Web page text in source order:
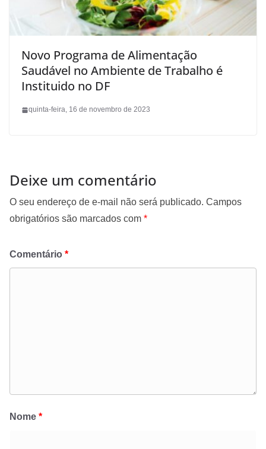
Novo Programa de Alimentação
Saudável no Ambiente de Trabalho é
Instituido no DF
quinta-feira, 16 de novembro de 2023
Deixe um comentário
O seu endereço de e-mail não será publicado. Campos
obrigatórios são marcados com *
Comentário *
Nome *